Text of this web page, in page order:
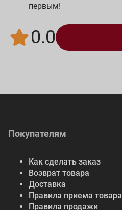
первым!
0.0
Покупателям
Как сделать заказ
Возврат товара
Доставка
Правила приема товара
Правила продажи